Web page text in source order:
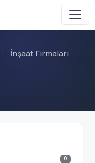
İnşaat Firmaları
0